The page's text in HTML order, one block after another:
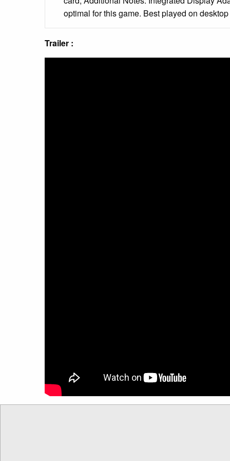
optimal for this game. Best played on
Trailer :